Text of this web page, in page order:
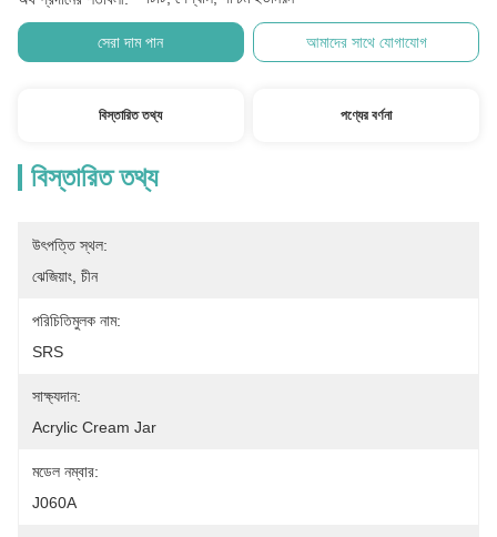
সেরা দাম পান আমাদের সাথে যোগাযোগ
বিস্তারিত তথ্য পণ্যের বর্ণনা
বিস্তারিত তথ্য
উৎপত্তি স্থল:
ঝেজিয়াং, চীন
পরিচিতিমুলক নাম:
SRS
সাক্ষ্যদান:
Acrylic Cream Jar
মডেল নম্বার:
J060A